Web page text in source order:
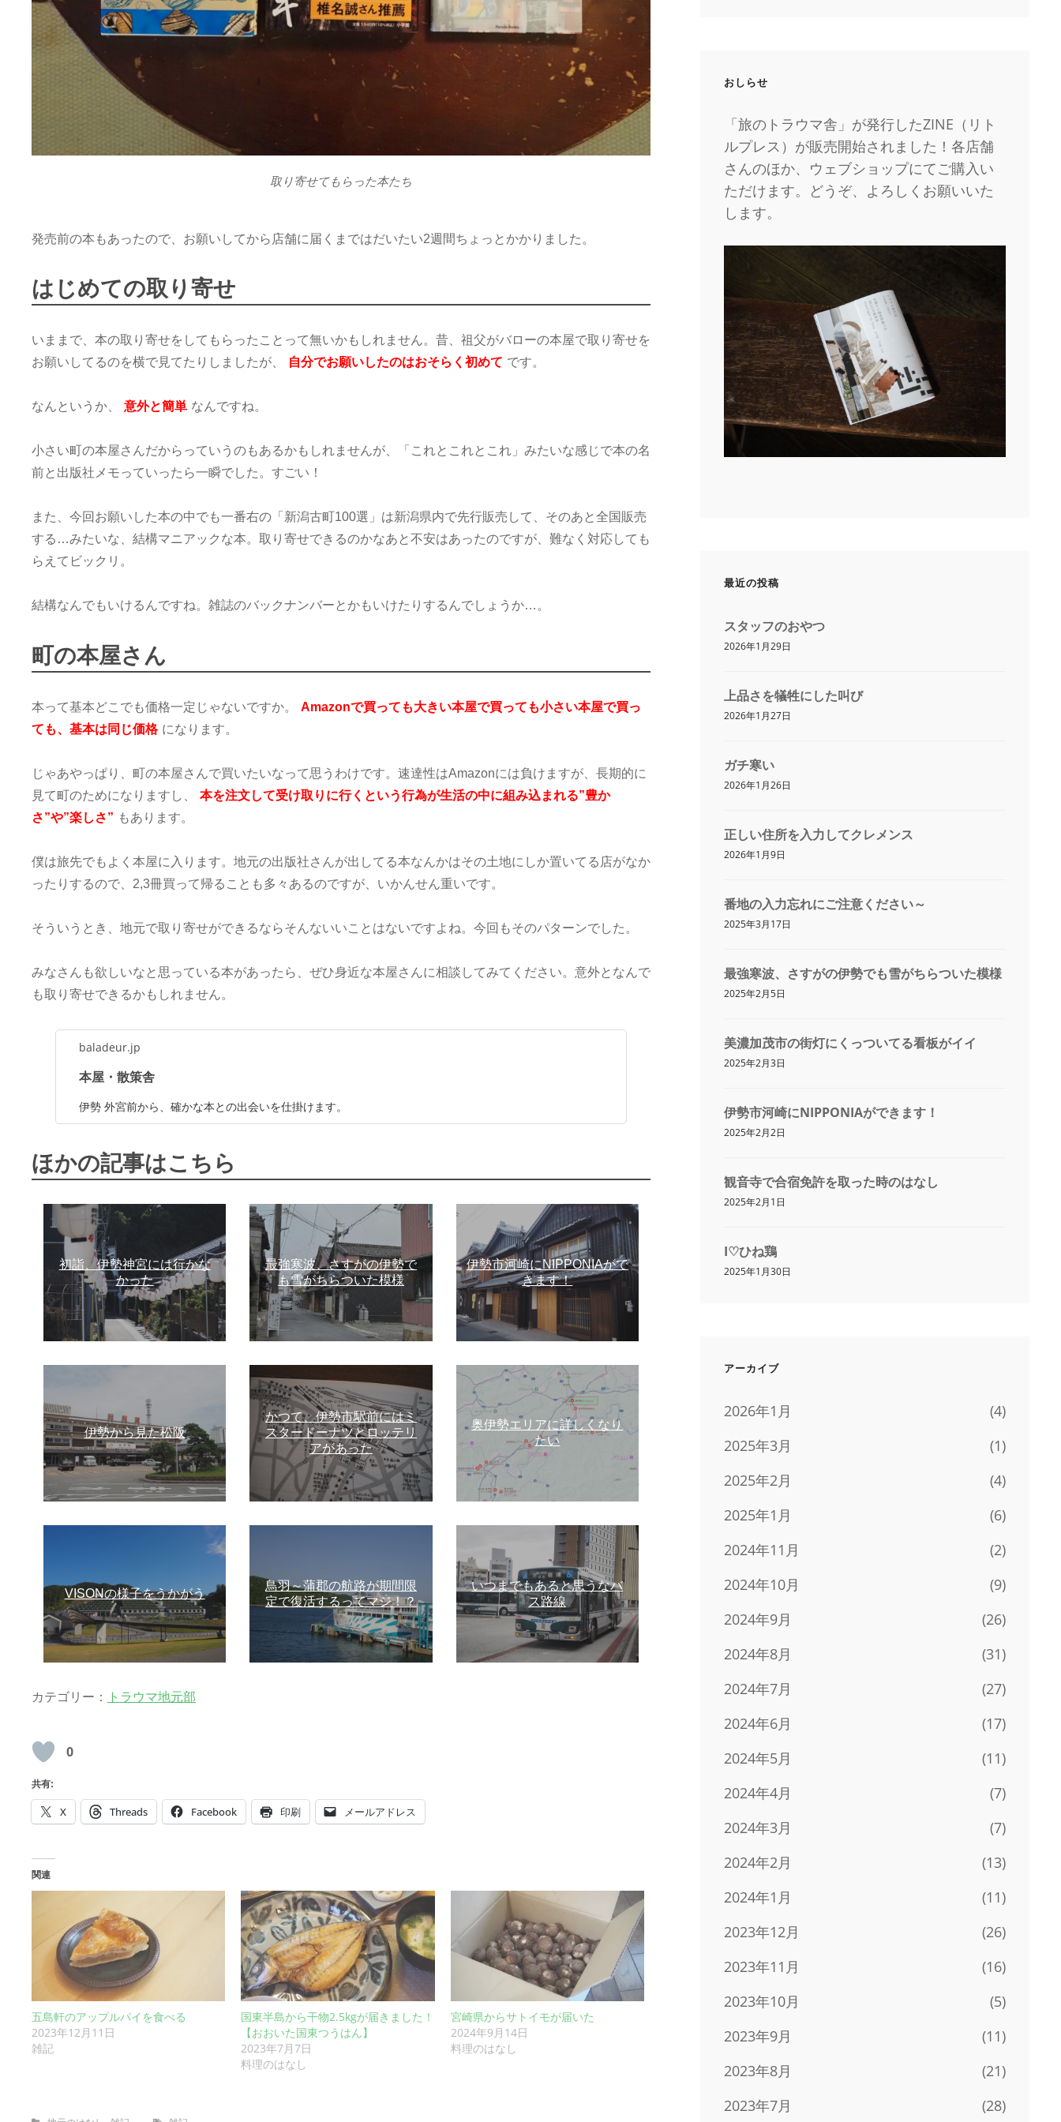
取り寄せてもらった本たち
発売前の本もあったので、お願いしてから店舗に届くまではだいたい2週間ちょっとかかりました。
はじめての取り寄せ
いままで、本の取り寄せをしてもらったことって無いかもしれません。昔、祖父がバローの本屋で取り寄せを
お願いしてるのを横で見てたりしましたが、
自分でお願いしたのはおそらく初めて です。
なんというか、 意外と簡単 なんですね。
小さい町の本屋さんだからっていうのもあるかもしれませんが、「これとこれとこれ」みたいな感じで本の名
前と出版社メモっていったら一瞬でした。すごい！
また、今回お願いした本の中でも一番右の「新潟古町100選」は新潟県内で先行販売して、そのあと全国販売
する…みたいな、結構マニアックな本。取り寄せできるのかなあと不安はあったのですが、難なく対応しても
らえてビックリ。
結構なんでもいけるんですね。雑誌のバックナンバーとかもいけたりするんでしょうか…。
町の本屋さん
本って基本どこでも価格一定じゃないですか。
Amazonで買っても大きい本屋で買っても小さい本屋で買っ
ても、基本は同じ価格 になります。
じゃあやっぱり、町の本屋さんで買いたいなって思うわけです。速達性はAmazonには負けますが、長期的に
見て町のためになりますし、
本を注文して受け取りに行くという行為が生活の中に組み込まれる”豊か
さ”や”楽しさ” もあります。
僕は旅先でもよく本屋に入ります。地元の出版社さんが出してる本なんかはその土地にしか置いてる店がなか
ったりするので、2,3冊買って帰ることも多々あるのですが、いかんせん重いです。
そういうとき、地元で取り寄せができるならそんないいことはないですよね。今回もそのパターンでした。
みなさんも欲しいなと思っている本があったら、ぜひ身近な本屋さんに相談してみてください。意外となんで
も取り寄せできるかもしれません。
baladeur.jp
本屋・散策舎
伊勢 外宮前から、確かな本との出会いを仕掛けます。
ほかの記事はこちら
初詣、伊勢神宮には行かな
かった
最強寒波、さすがの伊勢で
も雪がちらついた模様
伊勢市河崎にNIPPONIAがで
きます！
伊勢から見た松阪
かつて、伊勢市駅前にはミ
スタードーナツとロッテリ
アがあった
奥伊勢エリアに詳しくなり
たい
VISONの様子をうかがう
鳥羽～蒲郡の航路が期間限
定で復活するってマジ！？
いつまでもあると思うなバ
ス路線
カテゴリー： トラウマ地元部
0
共有:
X Threads Facebook 印刷 メールアドレス
関連
五島軒のアップルパイを食べる
2023年12月11日
雑記
国東半島から干物2.5kgが届きました！
【おおいた国東つうはん】
2023年7月7日
料理のはなし
宮崎県からサトイモが届いた
2024年9月14日
料理のはなし
おしらせ
「旅のトラウマ舎」が発行したZINE（リト
ルプレス）が販売開始されました！各店舗
さんのほか、ウェブショップにてご購入い
ただけます。どうぞ、よろしくお願いいた
します。
最近の投稿
スタッフのおやつ
2026年1月29日
上品さを犠牲にした叫び
2026年1月27日
ガチ寒い
2026年1月26日
正しい住所を入力してクレメンス
2026年1月9日
番地の入力忘れにご注意ください～
2025年3月17日
最強寒波、さすがの伊勢でも雪がちらついた模様
2025年2月5日
美濃加茂市の街灯にくっついてる看板がイイ
2025年2月3日
伊勢市河崎にNIPPONIAができます！
2025年2月2日
観音寺で合宿免許を取った時のはなし
2025年2月1日
I♡ひね鶏
2025年1月30日
アーカイブ
2026年1月
(4)
2025年3月
(1)
2025年2月
(4)
2025年1月
(6)
2024年11月
(2)
2024年10月
(9)
2024年9月
(26)
2024年8月
(31)
2024年7月
(27)
2024年6月
(17)
2024年5月
(11)
2024年4月
(7)
2024年3月
(7)
2024年2月
(13)
2024年1月
(11)
2023年12月
(26)
2023年11月
(16)
2023年10月
(5)
2023年9月
(11)
2023年8月
(21)
2023年7月
(28)